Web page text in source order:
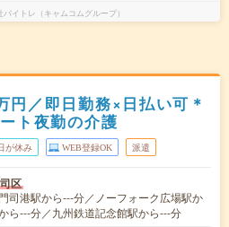
バイトレ（キャムコムグループ）
円／即日勤務×日払い可＊
ト夜勤の介護
が休み WEB登録OK 派遣
区
司港駅から---分／ノーフォーク広場駅か
ら---分／九州鉄道記念館駅から---分